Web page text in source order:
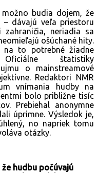
možno budia dojem, že
– dávajú veľa priestoru
neriadia sa
ošúchané hity.
na to potrebné žiadne
štatistiky
o mainstreamové
Redaktori NMR
vnímania hudby na
bolo približne tisíc
Prebiehal anonymne
úprimne. Výsledok je,
no napriek tomu
otázky.
hudbu počúvajú